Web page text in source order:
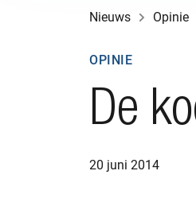
Nieuws Opinie
De
20 juni 2014
OPINIE